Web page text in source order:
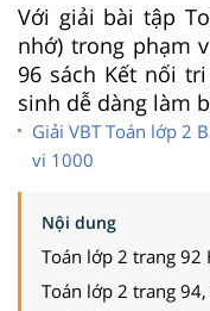
Với giải bài tập
nhớ) trong phạm
96 sách Kết nối
sinh dễ dàng làm
Giải VBT Toán lớp 2
vi 1000
Nội dung
Toán lớp 2 trang 92
Toán lớp 2 trang